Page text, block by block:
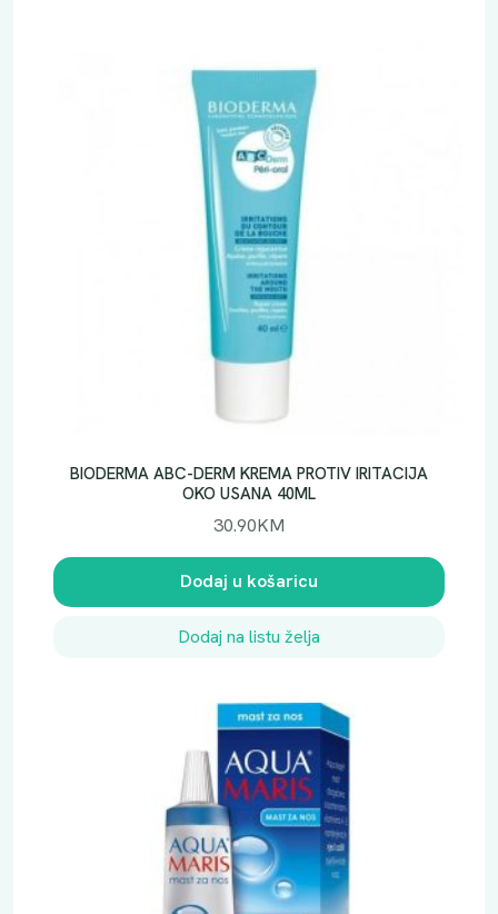
BIODERMA ABC-DERM KREMA PROTIV IRITACIJA
OKO USANA 40ML
30.90KM
Dodaj u košaricu
Dodaj na listu želja